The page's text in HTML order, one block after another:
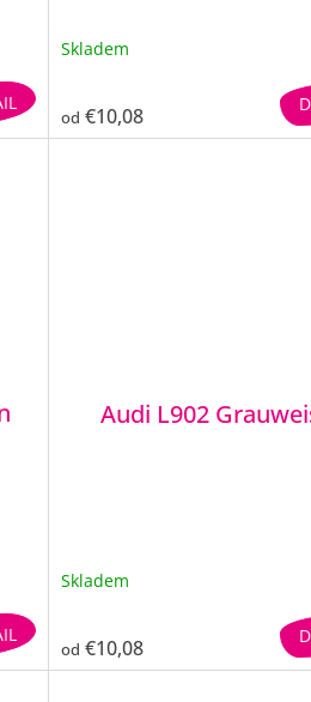
Skladem
od €10,08
Audi L902
Skladem
od €10,08